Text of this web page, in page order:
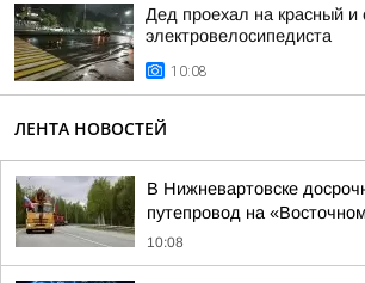
Дед проехал на красный и
электровелосипедиста
10:08
ЛЕНТА НОВОСТЕЙ
В Нижневартовске
путепровод на
10:08